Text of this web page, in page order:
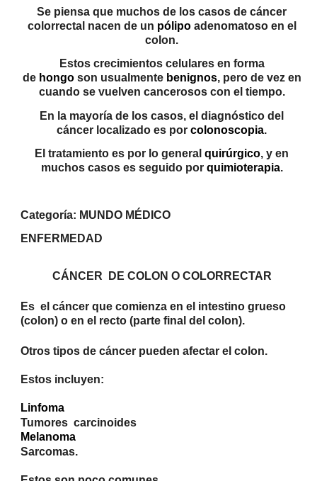
Se piensa que muchos de los casos de cáncer
colorrectal nacen de un pólipoadenomatoso en el
colon.
Estos crecimientos celulares en forma
de hongoson usualmente benignos, pero de vez en
cuando se vuelven cancerosos con el tiempo.
En la mayoría de los casos, el diagnóstico del
cáncer localizado es porcolonoscopia.
El tratamiento es por lo generalquirúrgico, y en
muchos casos es seguido por quimioterapia.
Categoría: MUNDO MÉDICO
ENFERMEDAD
CÁNCER DE COLON O COLORRECTAR
Es el cáncer que comienza en el intestino grueso
(colon) o en el recto (parte final del colon).
Otros tipos de cáncer pueden afectar el colon.
Estos incluyen:
Linfoma
Tumores carcinoides
Melanoma
Sarcomas.